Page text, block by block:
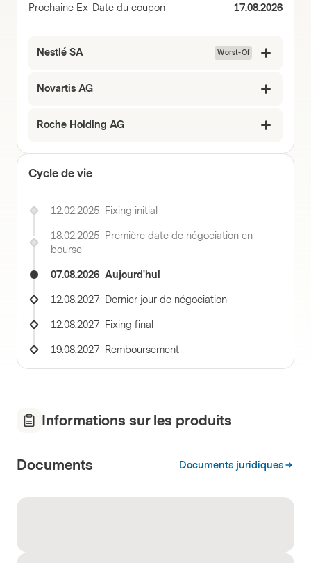
Prochaine Ex-Date du coupon 17.08.2026
Nestlé SA Worst-Of
Novartis AG
Roche Holding AG
Cycle de vie
12.02.2025 Fixing initial
18.02.2025 Première date de négociation en
bourse
07.08.2026 Aujourd'hui
12.08.2027 Dernier jour de négociation
12.08.2027 Fixing final
19.08.2027 Remboursement
Informations sur les produits
Documents Documents juridiques